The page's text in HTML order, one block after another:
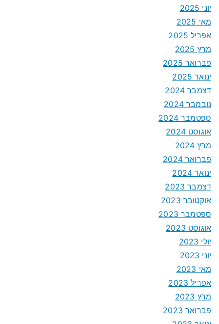
יוני 2025
מאי 2025
אפריל 2025
מרץ 2025
פברואר 2025
ינואר 2025
דצמבר 2024
נובמבר 2024
ספטמבר 2024
אוגוסט 2024
מרץ 2024
פברואר 2024
ינואר 2024
דצמבר 2023
אוקטובר 2023
ספטמבר 2023
אוגוסט 2023
יולי 2023
יוני 2023
מאי 2023
אפריל 2023
מרץ 2023
פברואר 2023